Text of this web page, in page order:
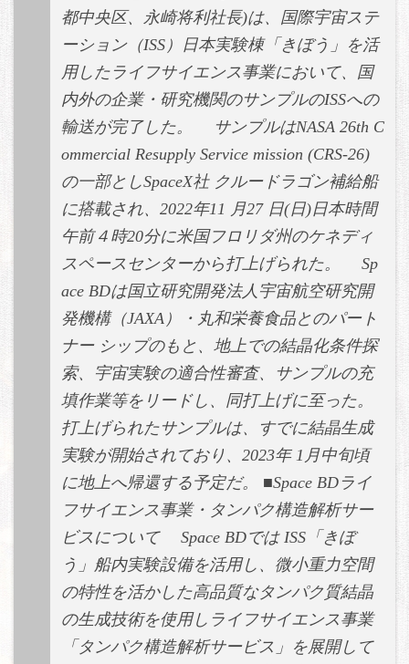
都中央区、永崎将利社長)は、国際宇宙ステ
ーション（ISS）日本実験棟「きぼう」を活
用したライフサイエンス事業において、国
内外の企業・研究機関のサンプルのISSへの
輸送が完了した。 サンプルはNASA 26th C
ommercial Resupply Service mission (CRS-26)
の一部としSpaceX社 クルードラゴン補給船
に搭載され、2022年11 月27 日(日)日本時間
午前４時20分に米国フロリダ州のケネディ
スペースセンターから打上げられた。 Sp
ace BDは国立研究開発法人宇宙航空研究開
発機構（JAXA）・丸和栄養食品とのパート
ナー シップのもと、地上での結晶化条件探
索、宇宙実験の適合性審査、サンプルの充
填作業等をリードし、同打上げに至った。
打上げられたサンプルは、すでに結晶生成
実験が開始されており、2023年 1月中旬頃
に地上へ帰還する予定だ。 ■Space BDライ
フサイエンス事業・タンパク構造解析サー
ビスについて Space BDでは ISS「きぼ
う」船内実験設備を活用し、微小重力空間
の特性を活かした高品質なタンパク質結晶
の生成技術を使用しライフサイエンス事業
「タンパク構造解析サービス」を展開して